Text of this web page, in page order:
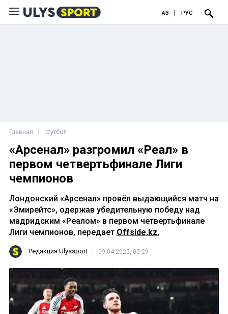
ҚАЗ РУС
Главная Футбол
«Арсенал» разгромил «Реал» в
первом четвертьфинале Лиги
чемпионов
Лондонский «Арсенал» провёл выдающийся матч на
«Эмирейтс», одержав убедительную победу над
мадридским «Реалом» в первом четвертьфинале
Лиги чемпионов, передает Offside.kz.
Редакция Ulyssport 09.04.2025, 05:29